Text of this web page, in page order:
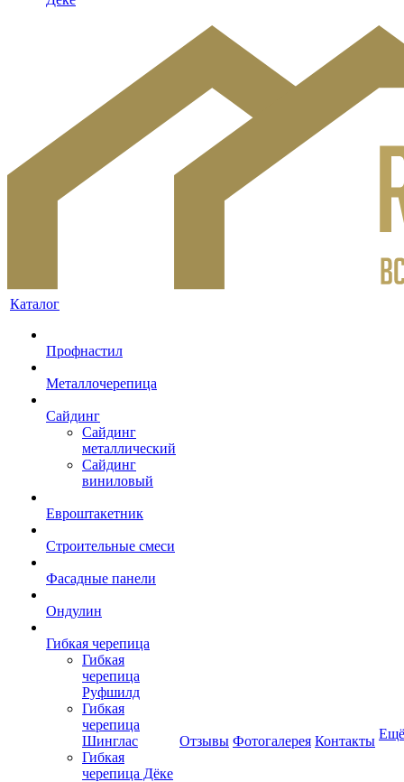
Каталог
Профнастил
Металлочерепица
Сайдинг
Сайдинг
металлический
Сайдинг
виниловый
Евроштакетник
Строительные смеси
Фасадные панели
Ондулин
Гибкая черепица
Гибкая
черепица
Руфшилд
Гибкая
черепица
Шинглас
Гибкая
черепица Дёке
Отзывы Фотогалерея Контакты Ещё